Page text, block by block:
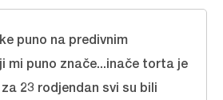
puno na predivnim
mi puno znače...inače torta je
23 rodjendan svi su bili